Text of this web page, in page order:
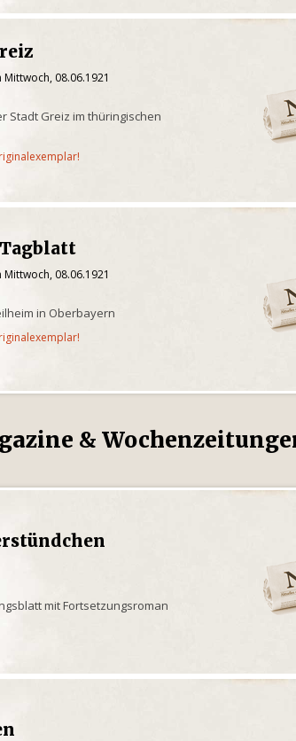
08.06.1921
Stadt Greiz im thüringischen
08.06.1921
in Oberbayern
&
mit Fortsetzungsroman